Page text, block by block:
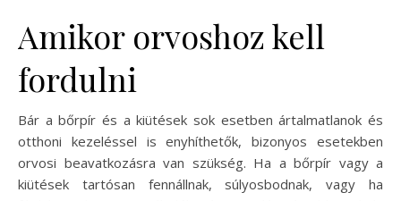
Amikor orvoshoz kell
fordulni
Bár a bőrpír és a kiütések sok esetben ártalmatlanok és
otthoni kezeléssel is enyhíthetők, bizonyos esetekben
orvosi beavatkozásra van szükség. Ha a bőrpír vagy a
kiütések tartósan fennállnak, súlyosbodnak, vagy ha